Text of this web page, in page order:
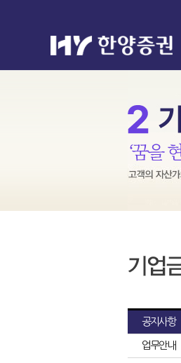
공지사항
업무안내